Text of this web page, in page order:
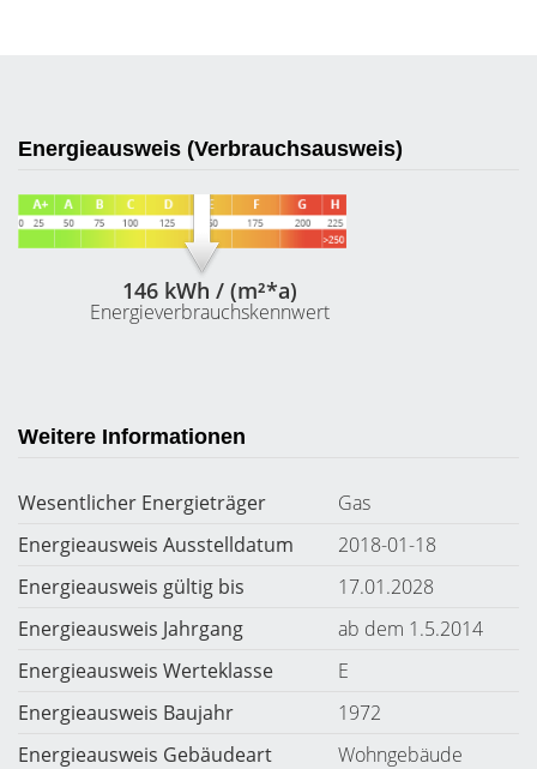
Energieausweis (Verbrauchsausweis)
146 kWh / (m²*a)
Energieverbrauchskennwert
Weitere Informationen
Wesentlicher Energieträger
Gas
Energieausweis Ausstelldatum
2018-01-18
Energieausweis gültig bis
17.01.2028
Energieausweis Jahrgang
ab dem 1.5.2014
Energieausweis Werteklasse
E
Energieausweis Baujahr
1972
Energieausweis Gebäudeart
Wohngebäude